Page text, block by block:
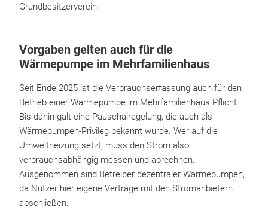
Grundbesitzerverein.
Vorgaben gelten auch für die
Wärmepumpe im Mehrfamilienhaus
Seit Ende 2025 ist die Verbrauchserfassung auch für den
Betrieb einer Wärmepumpe im Mehrfamilienhaus Pflicht.
Bis dahin galt eine Pauschalregelung, die auch als
Wärmepumpen-Privileg bekannt wurde. Wer auf die
Umweltheizung setzt, muss den Strom also
verbrauchsabhängig messen und abrechnen.
Ausgenommen sind Betreiber dezentraler Wärmepumpen,
da Nutzer hier eigene Verträge mit den Stromanbietern
abschließen.